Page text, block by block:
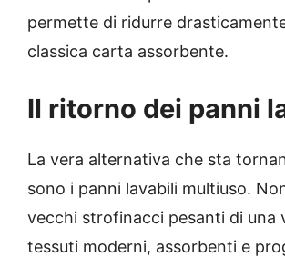
permette di ridurre drasticamente
classica carta assorbente.
Il ritorno dei panni
La vera alternativa che sta
sono i panni lavabili multiuso.
vecchi strofinacci pesanti di una
tessuti moderni, assorbenti e